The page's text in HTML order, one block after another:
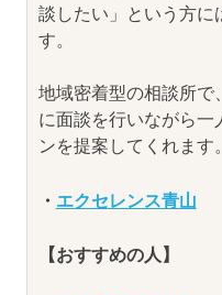
談したい」という方に
す。
地域密着型の相談所で
に面談を行いながら一
ンを提案してくれます。
・ エクセレンス青山
【おすすめの人】